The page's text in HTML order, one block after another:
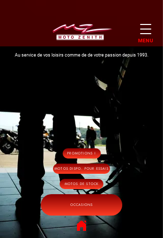
MENU
Au service de vos loisirs comme de de votre passion depuis 1993.
PROMOTIONS !
MOTOS DISPO. POUR ESSAIS
MOTOS DE STOCK
OCCASIONS